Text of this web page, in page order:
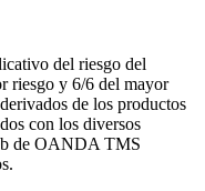
del riesgo del
riesgo y 6/6 del mayor
de los productos
con los diversos
de OANDA TMS